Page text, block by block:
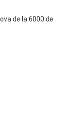
de la 6000 de